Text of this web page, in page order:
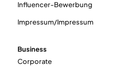
Influencer-Bewerbung
Impressum/Impressum
Business
Corporate